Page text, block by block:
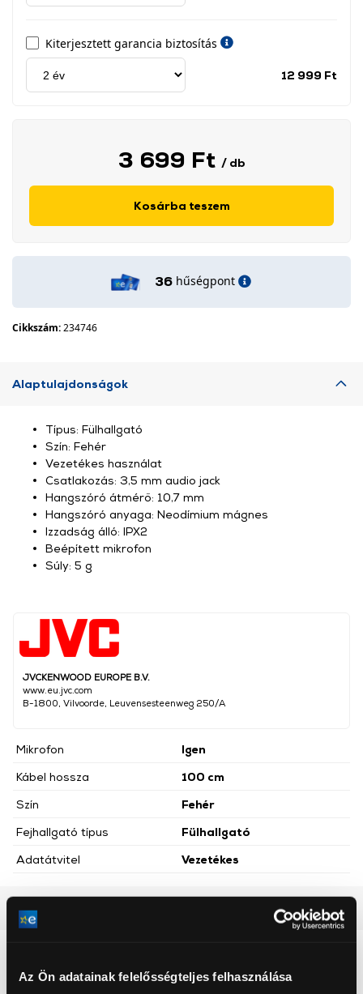
Az Ön adatainak felelősségteljes felhasználása
Kiterjesztett garancia biztosítás
12 999 Ft
3 699 Ft / db
Kosárba teszem
36 hűségpont
Cikkszám:234746
Alaptulajdonságok
JVCKENWOOD EUROPE B.V.
www.eu.jvc.com
B-1800, Vilvoorde, Leuvensesteenweg 250/A
Mikrofon
Igen
Kábel hossza
100 cm
Szín
Fehér
Fejhallgató típus
Fülhallgató
Adatátvitel
Vezetékes
Típus: Fülhallgató
Szín: Fehér
Vezetékes használat
Csatlakozás: 3,5 mm audio jack
Hangszóró átmérő: 10,7 mm
Hangszóró anyaga: Neodímium mágnes
Izzadság álló: IPX2
Beépített mikrofon
Súly: 5 g
Részletes ismertető